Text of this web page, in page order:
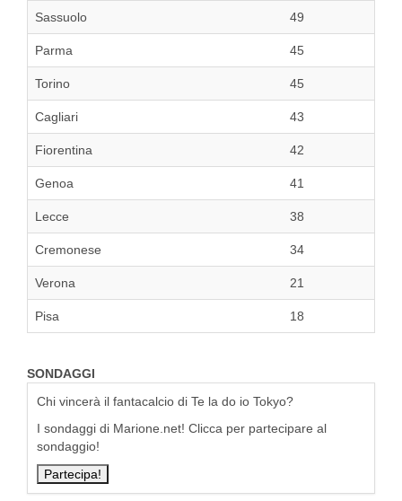
Sassuolo 49
Parma 45
Torino 45
Cagliari 43
Fiorentina 42
Genoa 41
Lecce 38
Cremonese 34
Verona 21
Pisa 18
SONDAGGI
Chi vincerà il fantacalcio di Te la do io Tokyo?
I sondaggi di Marione.net! Clicca per partecipare al
sondaggio!